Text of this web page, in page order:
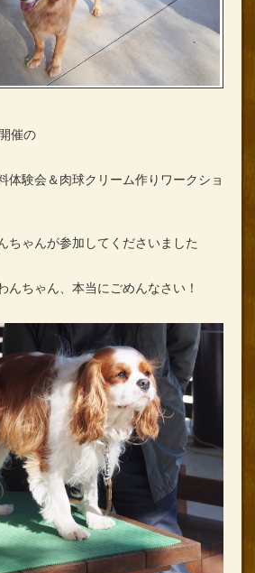
催の
体験会＆肉球クリーム作りワークショ
ちゃんが参加してくださいました
んちゃん、本当にごめんなさい！